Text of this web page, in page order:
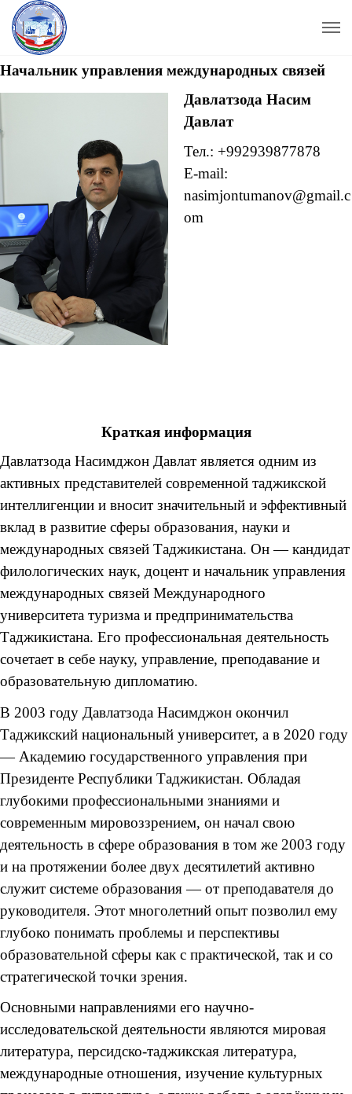
Начальник управления международных связей
Давлатзода Насим
Давлат
Тел.: +992939877878
E-mail:
nasimjontumanov@gmail.c
om
Краткая информация
Давлатзода Насимджон Давлат является одним из
активных представителей современной таджикской
интеллигенции и вносит значительный и эффективный
вклад в развитие сферы образования, науки и
международных связей Таджикистана. Он — кандидат
филологических наук, доцент и начальник управления
международных связей Международного
университета туризма и предпринимательства
Таджикистана. Его профессиональная деятельность
сочетает в себе науку, управление, преподавание и
образовательную дипломатию.
В 2003 году Давлатзода Насимджон окончил
Таджикский национальный университет, а в 2020 году
— Академию государственного управления при
Президенте Республики Таджикистан. Обладая
глубокими профессиональными знаниями и
современным мировоззрением, он начал свою
деятельность в сфере образования в том же 2003 году
и на протяжении более двух десятилетий активно
служит системе образования — от преподавателя до
руководителя. Этот многолетний опыт позволил ему
глубоко понимать проблемы и перспективы
образовательной сферы как с практической, так и со
стратегической точки зрения.
Основными направлениями его научно-
исследовательской деятельности являются мировая
литература, персидско-таджикская литература,
международные отношения, изучение культурных